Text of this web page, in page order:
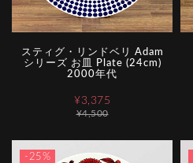
スティグ・リンドベリ Adam
シリーズ お皿 Plate (24cm)
2000年代
¥4,500
¥3,375
-25%